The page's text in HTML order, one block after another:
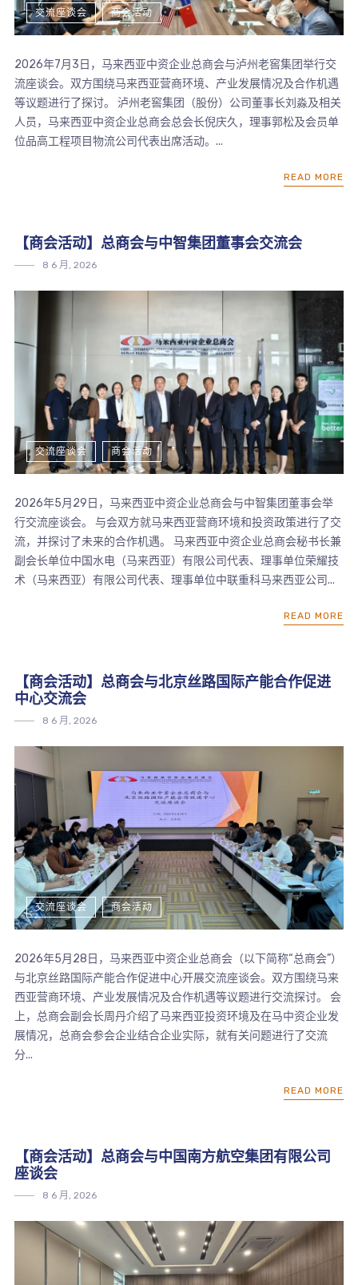
交流座谈会 商会活动
2026年7月3日，马来西亚中资企业总商会与泸州老窖集团举行交
流座谈会。双方围绕马来西亚营商环境、产业发展情况及合作机遇
等议题进行了探讨。 泸州老窖集团（股份）公司董事长刘淼及相关
人员，马来西亚中资企业总商会总会长倪庆久，理事郭松及会员单
位品高工程项目物流公司代表出席活动。...
READ MORE
【商会活动】总商会与中智集团董事会交流会
8 6 月, 2026
交流座谈会 商会活动
2026年5月29日，马来西亚中资企业总商会与中智集团董事会举
行交流座谈会。 与会双方就马来西亚营商环境和投资政策进行了交
流，并探讨了未来的合作机遇。 马来西亚中资企业总商会秘书长兼
副会长单位中国水电（马来西亚）有限公司代表、理事单位荣耀技
术（马来西亚）有限公司代表、理事单位中联重科马来西亚公司...
READ MORE
【商会活动】总商会与北京丝路国际产能合作促进
中心交流会
8 6 月, 2026
交流座谈会 商会活动
2026年5月28日，马来西亚中资企业总商会（以下简称“总商会”）
与北京丝路国际产能合作促进中心开展交流座谈会。双方围绕马来
西亚营商环境、产业发展情况及合作机遇等议题进行交流探讨。 会
上，总商会副会长周丹介绍了马来西亚投资环境及在马中资企业发
展情况，总商会参会企业结合企业实际，就有关问题进行了交流
分...
READ MORE
【商会活动】总商会与中国南方航空集团有限公司
座谈会
8 6 月, 2026